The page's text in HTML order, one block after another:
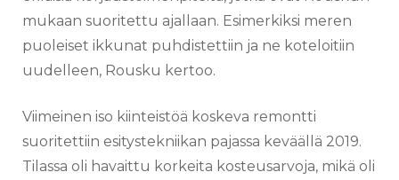
mukaan suoritettu ajallaan. Esimerkiksi meren
puoleiset ikkunat puhdistettiin ja ne koteloitiin
uudelleen, Rousku kertoo.
Viimeinen iso kiinteistöä koskeva remontti
suoritettiin esitystekniikan pajassa keväällä 2019.
Tilassa oli havaittu korkeita kosteusarvoja, mikä oli